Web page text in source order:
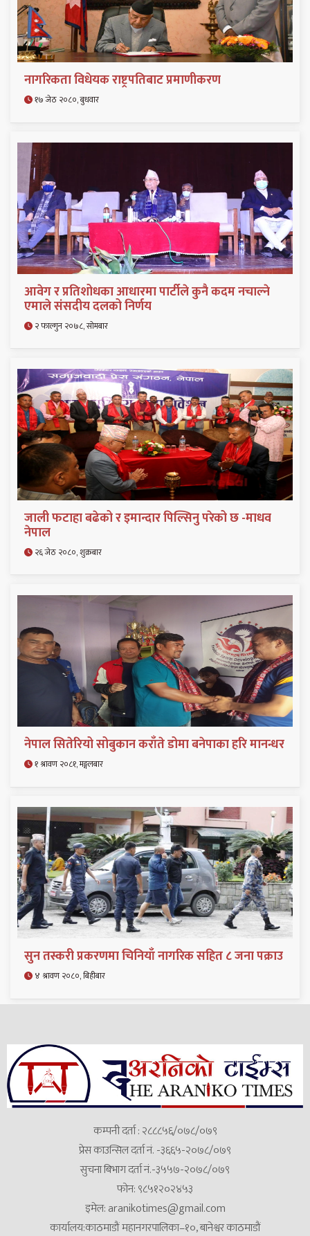
नागरिकता विधेयक राष्ट्रपतिबाट प्रमाणीकरण
१७ जेठ २०८०, बुधवार
आवेग र प्रतिशोधका आधारमा पार्टीले कुनै कदम नचाल्ने
एमाले संसदीय दलको निर्णय
२ फाल्गुन २०७८, सोमबार
जाली फटाहा बढेको र इमान्दार पिल्सिनु परेको छ -माधव
नेपाल
२६ जेठ २०८०, शुक्रबार
नेपाल सितेरियो सोबुकान कराँते डोमा बनेपाका हरि मानन्धर
१ श्रावण २०८१, मङ्गलबार
सुन तस्करी प्रकरणमा चिनियाँ नागरिक सहित ८ जना पक्राउ
४ श्रावण २०८०, बिहीबार
कम्पनी दर्ता : २८८८५६/०७८/०७९
प्रेस काउन्सिल दर्ता नं. -३६६५-२०७८/०७९
सुचना बिभाग दर्ता नं.-३५५७-२०७८/०७९
फोन: ९८५१२०२४५३
इमेल:aranikotimes@gmail.com
कार्यालय:काठमाडौं महानगरपालिका–१०, बानेश्वर काठमाडौं